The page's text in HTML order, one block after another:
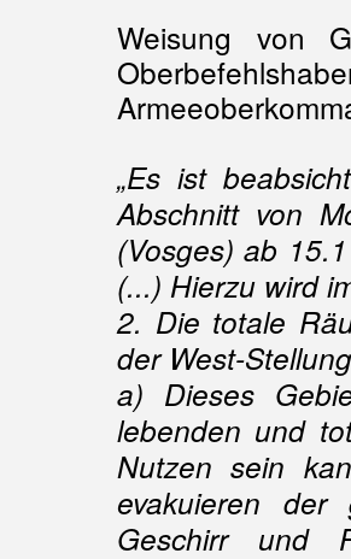
Weisung von
„Es ist
Abschnitt von
(Vosges) ab
(...) Hierzu wird
2. Die totale
der West-
a) Dieses
lebenden und
Nutzen sein
evakuieren der
Geschirr und